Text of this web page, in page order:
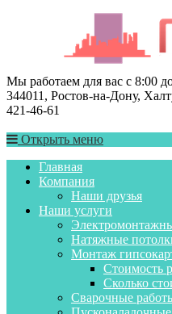
Мы работаем для вас с 8:00
344011, Ростов-на-Дону,
421-46-61
Открыть меню
Главная
Компания
Наши друзья
Наши услуги
Натяжные
Монтаж
Стоимость
Сколько
Сварочные